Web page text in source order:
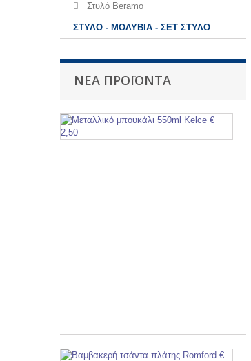
Στυλό Beramo
ΣΤΥΛΟ - ΜΟΛΥΒΙΑ - ΣΕΤ ΣΤΥΛΟ
ΝΈΑ ΠΡΟΪΌΝΤΑ